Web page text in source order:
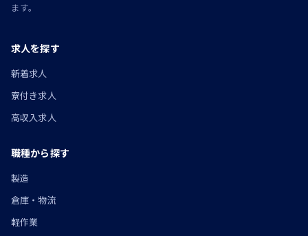
ます。
求人を探す
新着求人
寮付き求人
高収入求人
職種から探す
製造
倉庫・物流
軽作業